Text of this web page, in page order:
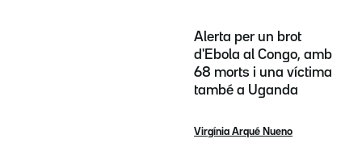
Alerta per un brot
d'Ebola al Congo, amb
68 morts i una víctima
també a Uganda
Virgínia Arqué Nueno